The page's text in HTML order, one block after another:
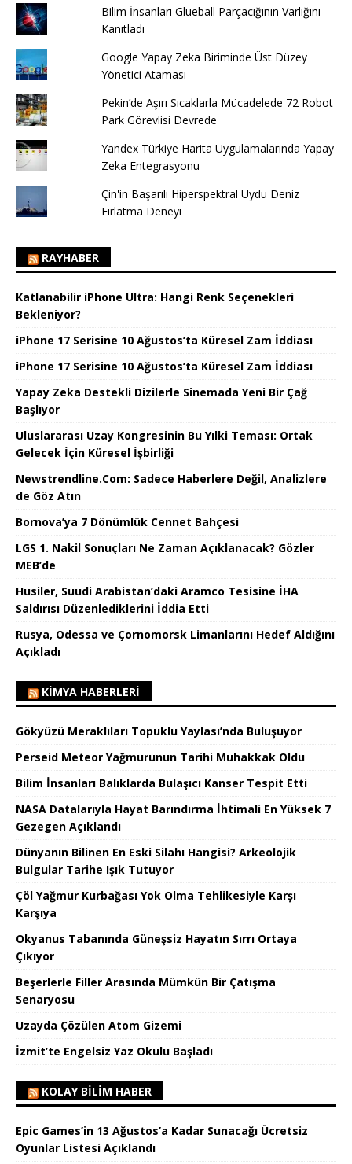
Bilim İnsanları Glueball Parçacığının Varlığını
Kanıtladı
Google Yapay Zeka Biriminde Üst Düzey
Yönetici Ataması
Pekin’de Aşırı Sıcaklarla Mücadelede 72 Robot
Park Görevlisi Devrede
Yandex Türkiye Harita Uygulamalarında Yapay
Zeka Entegrasyonu
Çin'in Başarılı Hiperspektral Uydu Deniz
Fırlatma Deneyi
RAYHABER
Katlanabilir iPhone Ultra: Hangi Renk Seçenekleri
Bekleniyor?
iPhone 17 Serisine 10 Ağustos’ta Küresel Zam İddiası
iPhone 17 Serisine 10 Ağustos’ta Küresel Zam İddiası
Yapay Zeka Destekli Dizilerle Sinemada Yeni Bir Çağ
Başlıyor
Uluslararası Uzay Kongresinin Bu Yılki Teması: Ortak
Gelecek İçin Küresel İşbirliği
Newstrendline.Com: Sadece Haberlere Değil, Analizlere
de Göz Atın
Bornova’ya 7 Dönümlük Cennet Bahçesi
LGS 1. Nakil Sonuçları Ne Zaman Açıklanacak? Gözler
MEB’de
Husiler, Suudi Arabistan’daki Aramco Tesisine İHA
Saldırısı Düzenlediklerini İddia Etti
Rusya, Odessa ve Çornomorsk Limanlarını Hedef Aldığını
Açıkladı
KIMYA HABERLERI
Gökyüzü Meraklıları Topuklu Yaylası’nda Buluşuyor
Perseid Meteor Yağmurunun Tarihi Muhakkak Oldu
Bilim İnsanları Balıklarda Bulaşıcı Kanser Tespit Etti
NASA Datalarıyla Hayat Barındırma İhtimali En Yüksek 7
Gezegen Açıklandı
Dünyanın Bilinen En Eski Silahı Hangisi? Arkeolojik
Bulgular Tarihe Işık Tutuyor
Çöl Yağmur Kurbağası Yok Olma Tehlikesiyle Karşı
Karşıya
Okyanus Tabanında Güneşsiz Hayatın Sırrı Ortaya
Çıkıyor
Beşerlerle Filler Arasında Mümkün Bir Çatışma
Senaryosu
Uzayda Çözülen Atom Gizemi
İzmit’te Engelsiz Yaz Okulu Başladı
KOLAY BILIM HABER
Epic Games’in 13 Ağustos’a Kadar Sunacağı Ücretsiz
Oyunlar Listesi Açıklandı